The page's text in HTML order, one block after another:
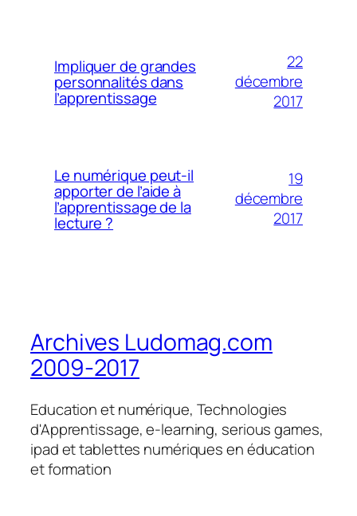
Impliquer de grandes
personnalités dans
l’apprentissage
22
décembre
2017
Le numérique peut-il
apporter de l’aide à
l’apprentissage de la
lecture ?
19
décembre
2017
Archives Ludomag.com
2009-2017
Education et numérique, Technologies
d'Apprentissage, e-learning, serious games,
ipad et tablettes numériques en éducation
et formation